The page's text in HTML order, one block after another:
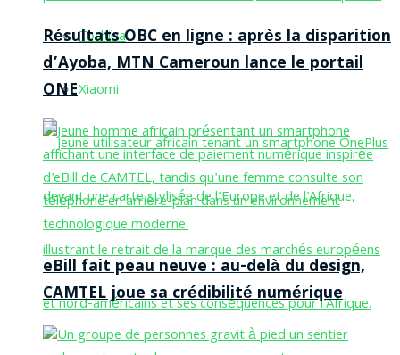
Toshiba
Xiaomi
Résultats OBC en ligne : après la disparition
d’Ayoba, MTN Cameroun lance le portail
ONE
eBill fait peau neuve : au-delà du design,
CAMTEL joue sa crédibilité numérique